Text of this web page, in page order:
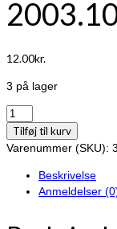
12.00kr.
3 på lager
2003.10000
yuan.
Nord
antal
Tilføj til kurv
Varenummer (SKU):
Beskrivelse
Anmeldelser